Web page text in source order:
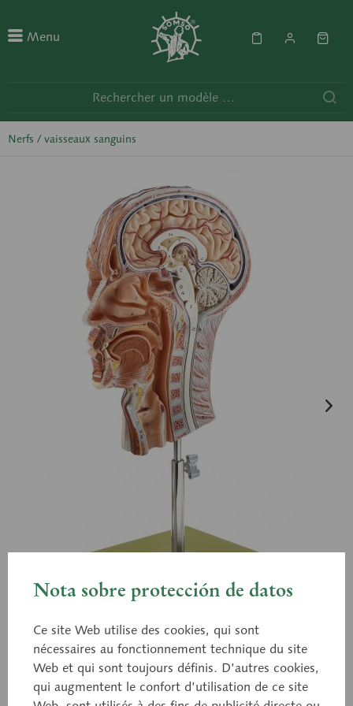
Menu
Nerfs / vaisseaux sanguins
BS 9
Nota sobre protección de datos
Ce site Web utilise des cookies, qui sont
nécessaires au fonctionnement technique du site
Web et qui sont toujours définis. D’autres cookies,
qui augmentent le confort d’utilisation de ce site